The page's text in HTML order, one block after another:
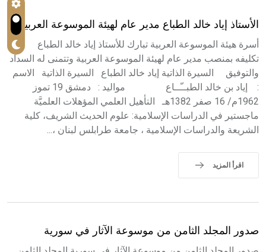
الأستاذ إياد خالد الطباع مدير عام لهيئة الموسوعة العربية
أسرة هيئة الموسوعة العربية تبارك للأستاذ إياد خالد الطباع
تكليفه بمنصب مدير عام لهيئة الموسوعة العربية وتتمنى له السداد
والتوفيق السيرة الذاتية إياد خالد الطباع السيرة الذاتية الاسم
: إياد بن خالد الطبــّــاع مواليد : دمشق 19 تموز
1962م/ 16 صفر 1382هـ التأهيل العلمي المؤهلات العلميَّة
ماجستير في الدراسات الإسلامية: علوم الحديث الشريف، كلية
الشريعة والدراسات الإسلامية ، جامعة طرابلس لبنان ،...
اقرأ المزيد
صدور المجلد الثامن من موسوعة الآثار في سورية